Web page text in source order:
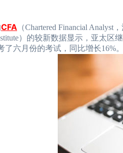
CFA （Chartered Financial
）的较新数据显示，亚太
了六月份的考试，同比增长16%